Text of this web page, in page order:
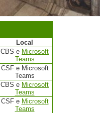
Local
CBS e Microsoft
Teams
CSF e Microsoft
Teams
CBS e Microsoft
Teams
CSF e Microsoft
Teams